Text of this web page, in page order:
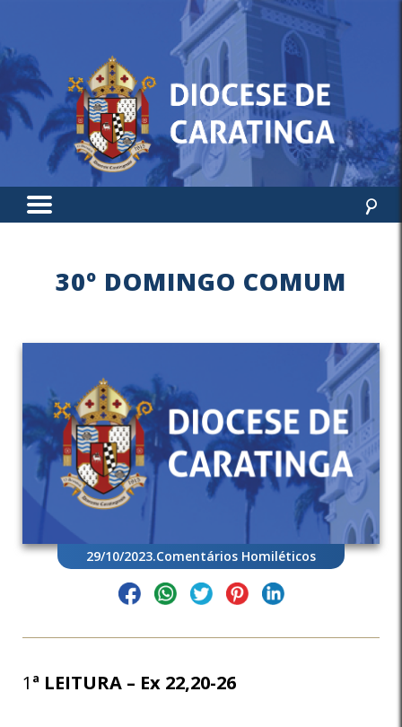
30º DOMINGO COMUM
29/10/2023.Comentários Homiléticos
1ª LEITURA – Ex 22,20-26